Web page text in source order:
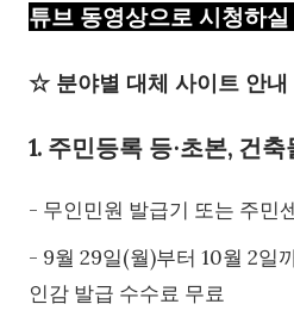
튜브 동영상으로 시청하
☆ 분야별 대체 사이트 안내
1. 주민등록 등∙초본, 건
- 무인민원 발급기 또는 주민
- 9월 29일(월)부터 10월 2일
인감 발급 수수료 무료